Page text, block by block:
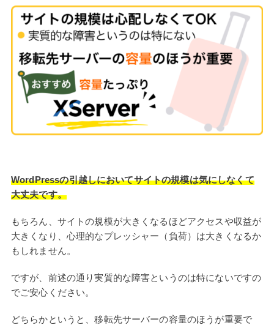
WordPressの引越しにおいてサイトの規模は気にしなくて
大丈夫です。
もちろん、サイトの規模が大きくなるほどアクセスや収益が
大きくなり、心理的なプレッシャー（負荷）は大きくなるか
もしれません。
ですが、前述の通り実質的な障害というのは特にないですの
でご安心ください。
どちらかというと、移転先サーバーの容量のほうが重要で